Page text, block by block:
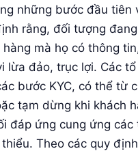
những bước đầu tiên
rằng, đối tượng
mà họ có thông
lừa đảo, trục lợi. Các
bước KYC, có thể từ
tạm dừng khi khách
đáp ứng cung ứng các
Theo các quy